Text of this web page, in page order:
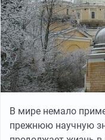
В мире немало
прежнюю научную